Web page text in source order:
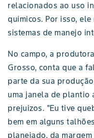
relacionados ao uso
químicos. Por isso,
sistemas de manejo
No campo, a
Grosso, conta que a
parte da sua
uma janela de plantio
prejuízos. "Eu tive
bem em alguns
planejado, da